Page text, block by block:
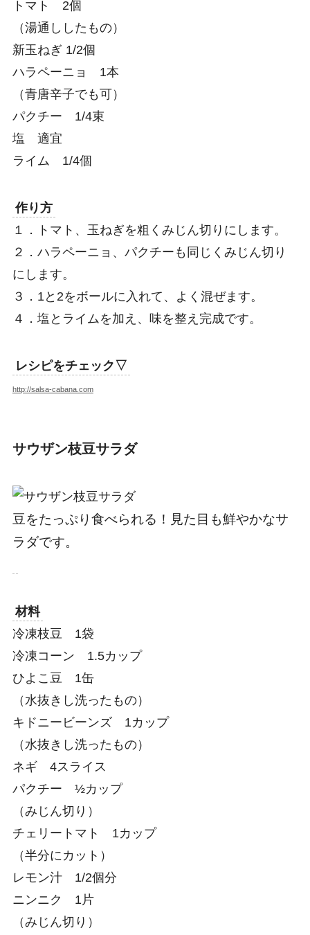
トマト 2個
（湯通ししたもの）
新玉ねぎ 1/2個
ハラペーニョ 1本
（青唐辛子でも可）
パクチー 1/4束
塩 適宜
ライム 1/4個
作り方
１．トマト、玉ねぎを粗くみじん切りにします。
２．ハラペーニョ、パクチーも同じくみじん切り
にします。
３．1と2をボールに入れて、よく混ぜます。
４．塩とライムを加え、味を整え完成です。
レシピをチェック▽
http://salsa-cabana.com
サウザン枝豆サラダ
豆をたっぷり食べられる！見た目も鮮やかなサ
ラダです。
材料
冷凍枝豆 1袋
冷凍コーン 1.5カップ
ひよこ豆 1缶
（水抜きし洗ったもの）
キドニービーンズ 1カップ
（水抜きし洗ったもの）
ネギ 4スライス
パクチー ½カップ
（みじん切り）
チェリートマト 1カップ
（半分にカット）
レモン汁 1/2個分
ニンニク 1片
（みじん切り）